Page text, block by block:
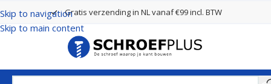
Skip to navigation
Skip to main content
Gratis verzending in NL vanaf €99 incl. BTW